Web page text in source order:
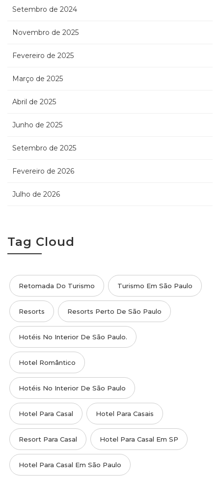
Setembro de 2024
Novembro de 2025
Fevereiro de 2025
Março de 2025
Abril de 2025
Junho de 2025
Setembro de 2025
Fevereiro de 2026
Julho de 2026
Tag Cloud
Retomada Do Turismo Turismo Em São Paulo
Resorts Resorts Perto De São Paulo
Hotéis No Interior De São Paulo.
Hotel Romântico
Hotéis No Interior De São Paulo
Hotel Para Casal Hotel Para Casais
Resort Para Casal Hotel Para Casal Em SP
Hotel Para Casal Em São Paulo